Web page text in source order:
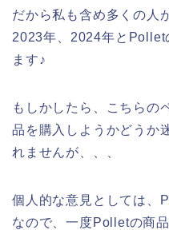
だから私も含め多くの人
2023年、2024年とPollet
ます♪
もしかしたら、こちらの
品を購入しようかどうか
れませんが、、、
個人的な意見としては、
なので、一度Polletの商